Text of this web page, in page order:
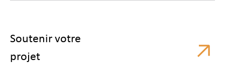
Soutenir votre
projet